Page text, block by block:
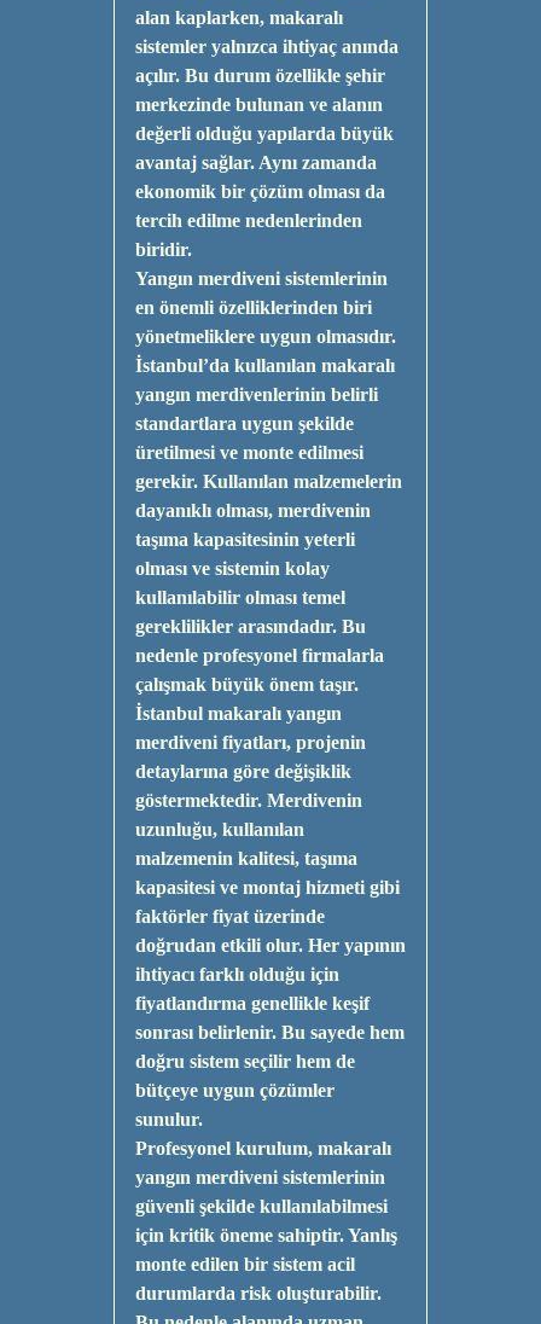
alan kaplarken, makaralı
sistemler yalnızca ihtiyaç anında
açılır. Bu durum özellikle şehir
merkezinde bulunan ve alanın
değerli olduğu yapılarda büyük
avantaj sağlar. Aynı zamanda
ekonomik bir çözüm olması da
tercih edilme nedenlerinden
biridir.
Yangın merdiveni sistemlerinin
en önemli özelliklerinden biri
yönetmeliklere uygun olmasıdır.
İstanbul’da kullanılan makaralı
yangın merdivenlerinin belirli
standartlara uygun şekilde
üretilmesi ve monte edilmesi
gerekir. Kullanılan malzemelerin
dayanıklı olması, merdivenin
taşıma kapasitesinin yeterli
olması ve sistemin kolay
kullanılabilir olması temel
gereklilikler arasındadır. Bu
nedenle profesyonel firmalarla
çalışmak büyük önem taşır.
İstanbul makaralı yangın
merdiveni fiyatları, projenin
detaylarına göre değişiklik
göstermektedir. Merdivenin
uzunluğu, kullanılan
malzemenin kalitesi, taşıma
kapasitesi ve montaj hizmeti gibi
faktörler fiyat üzerinde
doğrudan etkili olur. Her yapının
ihtiyacı farklı olduğu için
fiyatlandırma genellikle keşif
sonrası belirlenir. Bu sayede hem
doğru sistem seçilir hem de
bütçeye uygun çözümler
sunulur.
Profesyonel kurulum, makaralı
yangın merdiveni sistemlerinin
güvenli şekilde kullanılabilmesi
için kritik öneme sahiptir. Yanlış
monte edilen bir sistem acil
durumlarda risk oluşturabilir.